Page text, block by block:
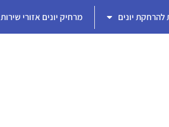
להרחקת יונים מרחיק יונים אזורי שירות